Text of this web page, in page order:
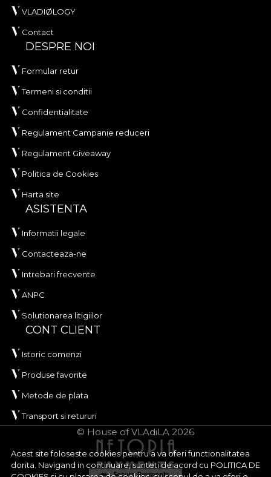
Acest site foloseste cookies pentru a va oferi functionalitatea
dorita. Navigand in continuare, sunteti de acord cu POLITICA DE
VLADIØLOGY
Contact
DESPRE NOI
Formular retur
Termeni si conditii
Confidentialitate
Regulament Campanie reduceri
Regulament Giveaway
Politica de Cookies
Harta site
ASISTENTA
Informatii legale
Contacteaza-ne
Intrebari frecvente
ANPC
Solutionarea litigiilor
CONT CLIENT
Istoric comenzi
Produse favorite
Metode de plata
Transport si retururi
© House of VLAdiLA 2026